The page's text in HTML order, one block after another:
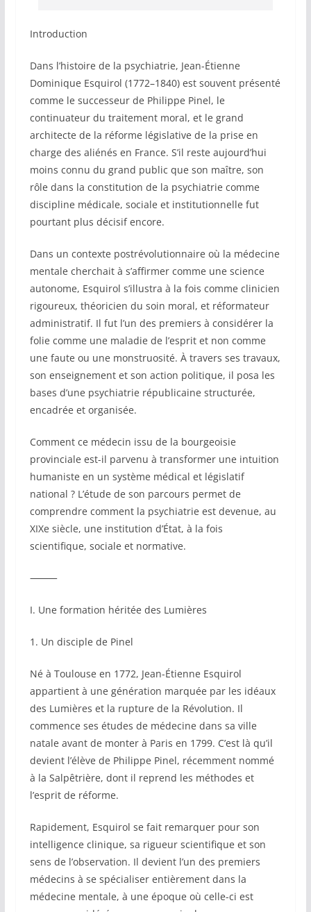
Introduction
Dans l’histoire de la psychiatrie, Jean-Étienne
Dominique Esquirol (1772–1840) est souvent présenté
comme le successeur de Philippe Pinel, le
continuateur du traitement moral, et le grand
architecte de la réforme législative de la prise en
charge des aliénés en France. S’il reste aujourd’hui
moins connu du grand public que son maître, son
rôle dans la constitution de la psychiatrie comme
discipline médicale, sociale et institutionnelle fut
pourtant plus décisif encore.
Dans un contexte postrévolutionnaire où la médecine
mentale cherchait à s’affirmer comme une science
autonome, Esquirol s’illustra à la fois comme clinicien
rigoureux, théoricien du soin moral, et réformateur
administratif. Il fut l’un des premiers à considérer la
folie comme une maladie de l’esprit et non comme
une faute ou une monstruosité. À travers ses travaux,
son enseignement et son action politique, il posa les
bases d’une psychiatrie républicaine structurée,
encadrée et organisée.
Comment ce médecin issu de la bourgeoisie
provinciale est-il parvenu à transformer une intuition
humaniste en un système médical et législatif
national ? L’étude de son parcours permet de
comprendre comment la psychiatrie est devenue, au
XIXe siècle, une institution d’État, à la fois
scientifique, sociale et normative.
⸻
I. Une formation héritée des Lumières
1. Un disciple de Pinel
Né à Toulouse en 1772, Jean-Étienne Esquirol
appartient à une génération marquée par les idéaux
des Lumières et la rupture de la Révolution. Il
commence ses études de médecine dans sa ville
natale avant de monter à Paris en 1799. C’est là qu’il
devient l’élève de Philippe Pinel, récemment nommé
à la Salpêtrière, dont il reprend les méthodes et
l’esprit de réforme.
Rapidement, Esquirol se fait remarquer pour son
intelligence clinique, sa rigueur scientifique et son
sens de l’observation. Il devient l’un des premiers
médecins à se spécialiser entièrement dans la
médecine mentale, à une époque où celle-ci est